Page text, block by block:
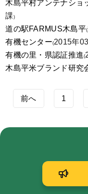
木島平村アンテナショ
課)
道の駅FARMUS木島平(
有機センター(2015年
有機の里・県認証推進(
木島平米ブランド研究
前へ 1